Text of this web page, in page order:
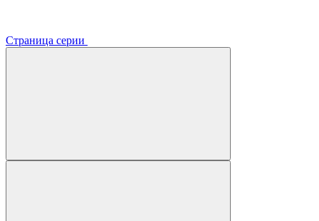
Страница серии